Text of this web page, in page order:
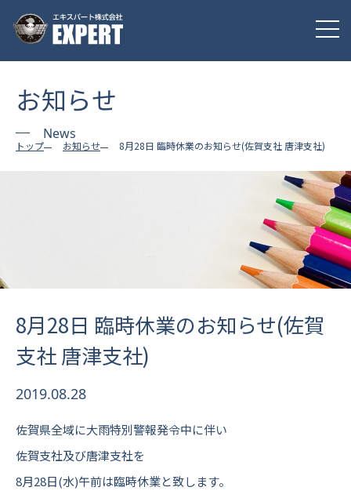
お知らせ
News
トップ お知らせ 8月28日 臨時休業のお知らせ(佐賀支社 唐津支社)
8月28日 臨時休業のお知らせ(佐賀
支社 唐津支社)
2019.08.28
佐賀県全域に大雨特別警報発令中に伴い
佐賀支社及び唐津支社を
8月28日(水)午前は臨時休業と致します。